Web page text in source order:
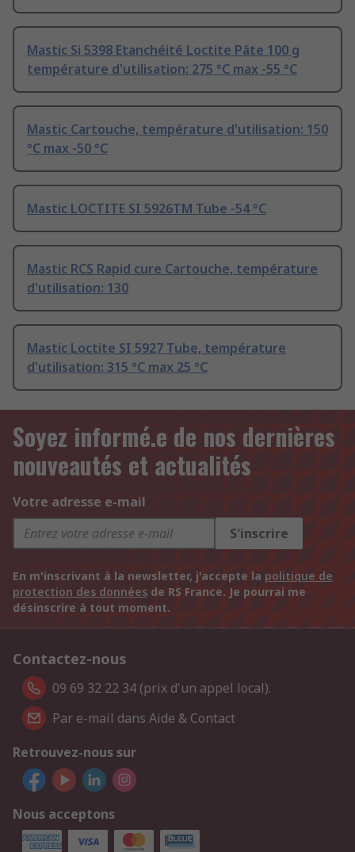
Mastic Si 5398 Etanchéité Loctite Pâte 100 g
température d'utilisation: 275 °C max -55 °C
Mastic Cartouche, température d'utilisation: 150
°C max -50 °C
Mastic LOCTITE SI 5926TM Tube -54 °C
Mastic RCS Rapid cure Cartouche, température
d'utilisation: 130
Mastic Loctite SI 5927 Tube, température
d'utilisation: 315 °C max 25 °C
Soyez informé.e de nos dernières
nouveautés et actualités
Votre adresse e-mail
S'inscrire
En m'inscrivant à la newsletter, j'accepte la politique de
protection des données de RS France. Je pourrai me
désinscrire à tout moment.
Contactez-nous
09 69 32 22 34 (prix d'un appel local).
Par e-mail dans Aide & Contact
Retrouvez-nous sur
Nous acceptons